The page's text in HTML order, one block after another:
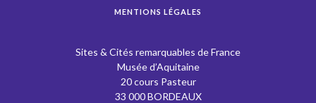
MENTIONS LÉGALES
Sites & Cités remarquables de France
Musée d’Aquitaine
20 cours Pasteur
33 000 BORDEAUX